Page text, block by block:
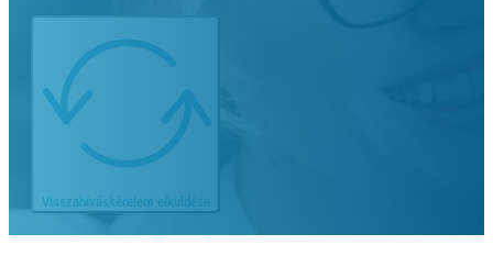
Visszahíváskérelem elküldése